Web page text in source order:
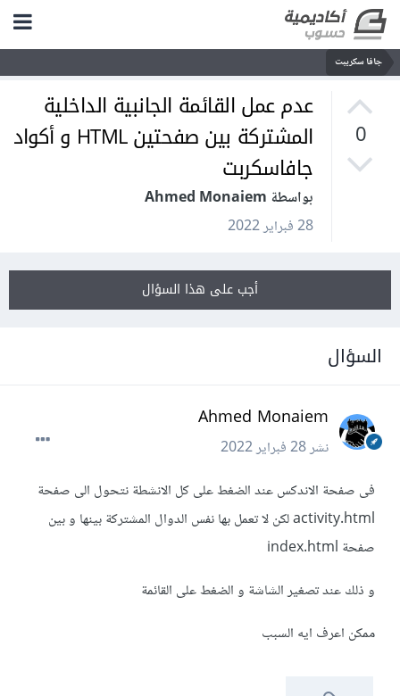
جافا سكريبت
0
عدم عمل القائمة الجانبية الداخلية
المشتركة بين صفحتين HTML و أكواد
جافاسكربت
بواسطة Ahmed Monaiem
28 فبراير 2022
أجب على هذا السؤال
السؤال
Ahmed Monaiem
نشر28 فبراير 2022
فى صفحة الاندكس عند الضغط على كل الانشطة نتحول الى صفحة
activity.html لكن لا تعمل بها نفس الدوال المشتركة بينها و بين
صفحة index.html
و ذلك عند تصغير الشاشة و الضغط على القائمة
ممكن اعرف ايه السبب